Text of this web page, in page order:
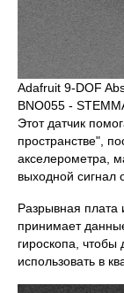
Adafruit 9-DOF
BNO055 -
Этот датчик
пространстве",
акселерометра,
выходной сигнал
Разрывная плата
принимает
гироскопа,
использовать в